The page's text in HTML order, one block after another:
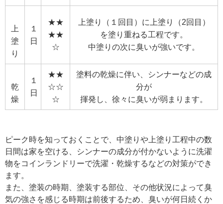
上
塗
り
１
日
★★
★★
☆
上塗り（１回目）に上塗り（2回目）
を塗り重ねる工程です。
中塗りの次に臭いが強いです。
乾
燥
１
日
★★
☆☆
☆
塗料の乾燥に伴い、シンナーなどの成
分が
揮発し、徐々に臭いが弱まります。
ピーク時を知っておくことで、中塗りや上塗り工程中の数
日間は家を空ける、シンナーの成分が付かないように洗濯
物をコインランドリーで洗濯・乾燥するなどの対策ができ
ます。
また、塗装の時期、塗装する部位、その他状況によって臭
気の強さを感じる時期は前後するため、臭いが何日続くか